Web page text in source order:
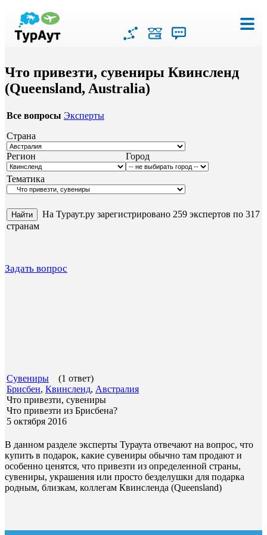
Что привезти, сувениры Квинсленд
(Queensland, Australia)
Все вопросы Эксперты
Страна
Регион
Город
Тематика
На Тураут.ру зарегистрировано 259 экспертов по 317
странам
Задать вопрос
Сувениры
(1 ответ)
Брисбен, Квинсленд, Австралия
Что привезти, сувениры
Что привезти из Брисбена?
5 октября 2016
В данном разделе эксперты Тураута отвечают на вопрос, что
купить в подарок, какие сувениры обычно там продают и
особенно ценятся, что привезти из определенной страны,
сувениры, украшения или просто безделушки для подарка
родным, близкам, коллегам Квинсленда (Queensland)